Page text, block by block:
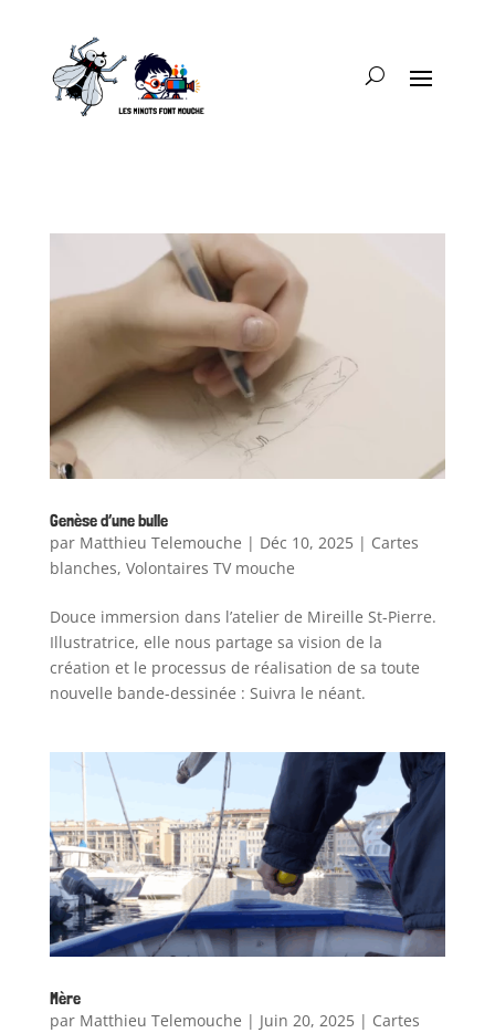
Genèse d’une bulle
par Matthieu Telemouche | Déc 10, 2025| Cartes
blanches, Volontaires TV mouche
Douce immersion dans l’atelier de Mireille St-Pierre.
Illustratrice, elle nous partage sa vision de la
création et le processus de réalisation de sa toute
nouvelle bande-dessinée : Suivra le néant.
Mère
par Matthieu Telemouche | Juin 20, 2025| Cartes